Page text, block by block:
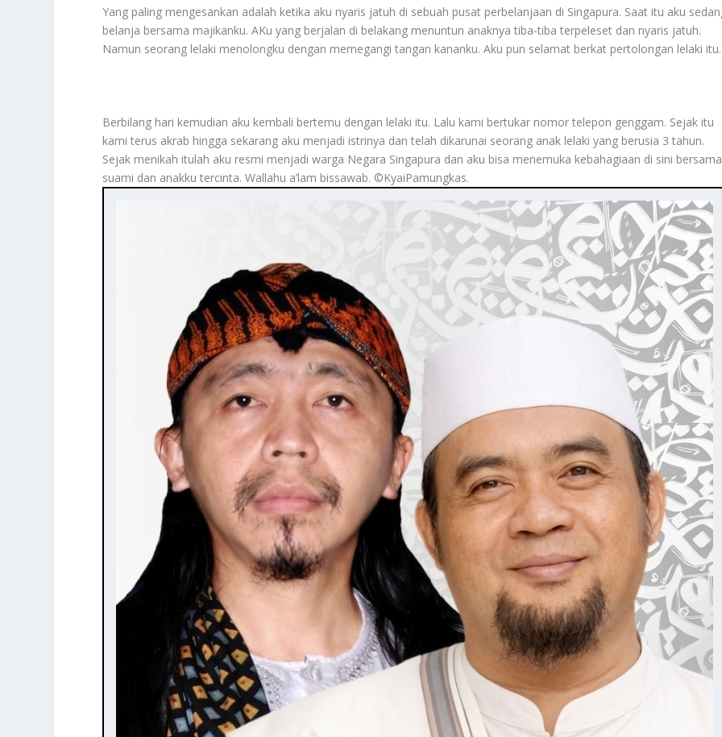
Yang paling mengesankan adalah ketika aku nyaris jatuh di sebuah pusat perbelanjaan di Singapura. Saat itu aku
belanja bersama majikanku. AKu yang berjalan di belakang menuntun anaknya tiba-tiba terpeleset dan nyaris jatuh.
Namun seorang lelaki menolongku dengan memegangi tangan kananku. Aku pun selamat berkat pertolongan lelaki itu.
Berbilang hari kemudian aku kembali bertemu dengan lelaki itu. Lalu kami bertukar nomor telepon genggam. Sejak itu
kami terus akrab hingga sekarang aku menjadi istrinya dan telah dikarunai seorang anak lelaki yang berusia 3 tahun.
Sejak menikah itulah aku resmi menjadi warga Negara Singapura dan aku bisa menemuka kebahagiaan di sini bersama
suami dan anakku tercinta. Wallahu a’lam bissawab. ©️KyaiPamungkas.